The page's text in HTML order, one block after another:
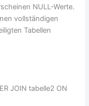
NULL-Werte.
vollständigen
Tabellen
JOIN tabelle2 ON